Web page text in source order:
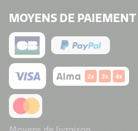
MOYENS DE PAIEMENT